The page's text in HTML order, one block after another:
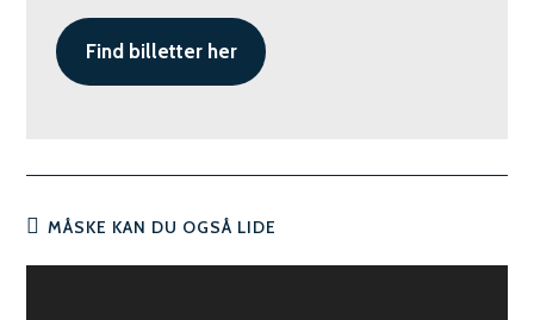
Find billetter her
MÅSKE KAN DU OGSÅ LIDE